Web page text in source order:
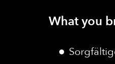
What you